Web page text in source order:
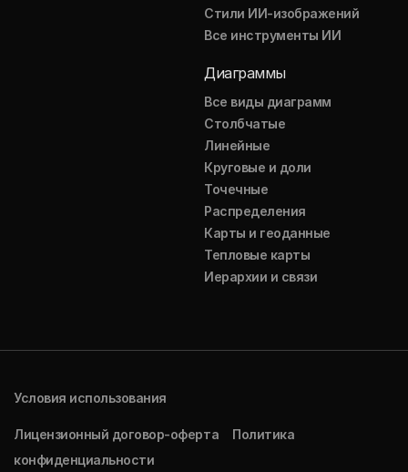
Стили ИИ-изображений
Все инструменты ИИ
Диаграммы
Все виды диаграмм
Столбчатые
Линейные
Круговые и доли
Точечные
Распределения
Карты и геоданные
Тепловые карты
Иерархии и связи
Условия использования
Лицензионный договор-оферта
Политика
конфиденциальности